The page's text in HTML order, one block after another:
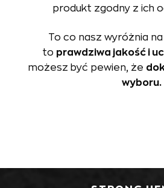
produkt zgodny z ich
To co nasz wyróżnia
to prawdziwa jakość i
możesz być pewien, że
wyboru.